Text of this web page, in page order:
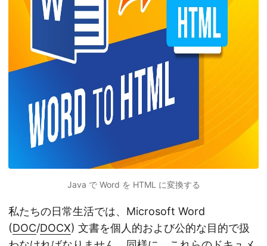
Java で Word を HTML に変換する
私たちの日常生活では、Microsoft Word
(DOC/DOCX) 文書を個人的および公的な目的で扱